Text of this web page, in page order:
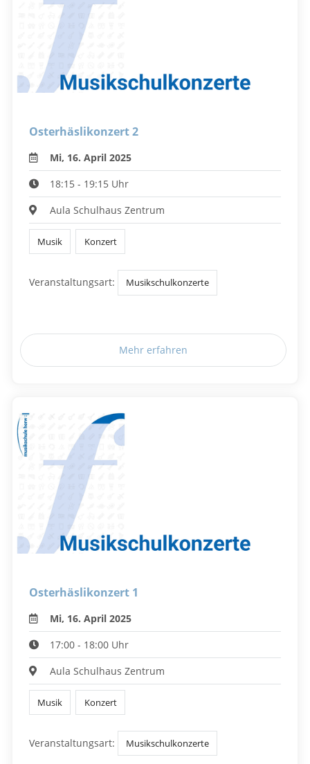
Osterhäslikonzert 2
Mi, 16. April 2025
18:15 - 19:15 Uhr
Aula Schulhaus Zentrum
Musik Konzert
Veranstaltungsart: Musikschulkonzerte
Mehr erfahren
Osterhäslikonzert 1
Mi, 16. April 2025
17:00 - 18:00 Uhr
Aula Schulhaus Zentrum
Musik Konzert
Veranstaltungsart: Musikschulkonzerte